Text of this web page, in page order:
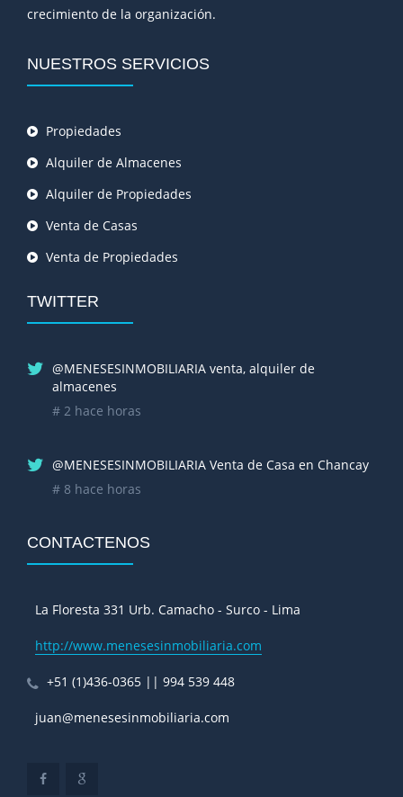
crecimiento de la organización.
NUESTROS SERVICIOS
Propiedades
Alquiler de Almacenes
Alquiler de Propiedades
Venta de Casas
Venta de Propiedades
TWITTER
@MENESESINMOBILIARIA venta, alquiler de
almacenes
# 2 hace horas
@MENESESINMOBILIARIA Venta de Casa en Chancay
# 8 hace horas
CONTACTENOS
La Floresta 331 Urb. Camacho - Surco - Lima
http://www.menesesinmobiliaria.com
+51 (1)436-0365 || 994 539 448
juan@menesesinmobiliaria.com